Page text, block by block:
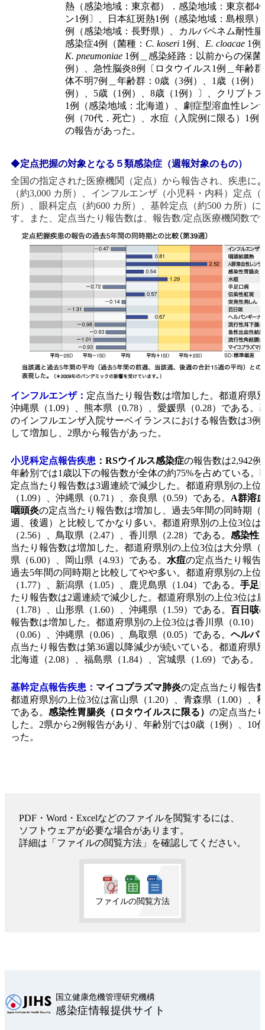
熱（感染地域：東京都）．感染地域：東京都4
ン1例〕、日本紅斑熱1例（感染地域：島根県
例（感染地域：長野県）、カルバペネム耐性
感染症4例（菌種： C. koseri 1例、 E. cloacae 1例
K. pneumoniae 1例＿感染経路：以前からの保菌
例）、急性脳炎8例〔ロタウイルス1例＿年齢
体不明7例＿年齢群：0歳（3例）、1歳（1例）
例）、5歳（1例）、8歳（1例）〕、クリプト
1例（感染地域：北海道）、劇症型溶血性レン
例（70代．死亡）、水痘（入院例に限る）1例
の報告があった。
◆定点把握の対象となる５類感染症（週報対象のもの）
全国の指定された医療機関（定点）から報告され、疾患に
（約3,000 カ所）、インフルエンザ（小児科・内科）定点（
所）、眼科定点（約600 カ所）、基幹定点（約500 カ所）
す。また、定点当たり報告数は、報告数/定点医療機関数で
インフルエンザ： 定点当たり報告数は増加した。都道府県
沖縄県（1.09）、熊本県（0.78）、愛媛県（0.28）である。
のインフルエンザ入院サーベイランスにおける報告数は3例
して増加し、2県から報告があった。
小児科定点報告疾患 ： RSウイルス感染症の報告数は2,942
年齢別では1歳以下の報告数が全体の約75%を占めている。
定点当たり報告数は3週連続で減少した。都道府県別の上位
（1.09）、沖縄県（0.71）、奈良県（0.59）である。 A群溶
咽頭炎の定点当たり報告数は増加し、過去5年間の同時期（
週、後週）と比較してかなり多い。都道府県別の上位3位は
（2.56）、鳥取県（2.47）、香川県（2.28）である。 感染性
当たり報告数は増加した。都道府県別の上位3位は大分県（
県（6.00）、岡山県（4.93）である。 水痘の定点当たり報告
過去5年間の同時期と比較してやや多い。都道府県別の上位
（1.77）、新潟県（1.05）、鹿児島県（1.04）である。 手足
たり報告数は2週連続で減少した。都道府県別の上位3位は
（1.78）、山形県（1.60）、沖縄県（1.59）である。 百日咳
報告数は増加した。都道府県別の上位3位は香川県（0.10）
（0.06）、沖縄県（0.06）、鳥取県（0.05）である。 ヘルパ
点当たり報告数は第36週以降減少が続いている。都道府県
北海道（2.08）、福島県（1.84）、宮城県（1.69）である。
基幹定点報告疾患： マイコプラズマ肺炎の定点当たり報告
都道府県別の上位3位は富山県（1.20）、青森県（1.00）、
である。 感染性胃腸炎（ロタウイルスに限る） の定点当た
した。2県から2例報告があり、年齢別では0歳（1例）、10
った。
PDF・Word・Excelなどのファイルを閲覧するには、
ソフトウェアが必要な場合があります。
詳細は「ファイルの閲覧方法」を確認してください。
ファイルの閲覧方法
国立健康危機管理研究機構
感染症情報提供サイト